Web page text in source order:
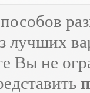
лучших
Вы не